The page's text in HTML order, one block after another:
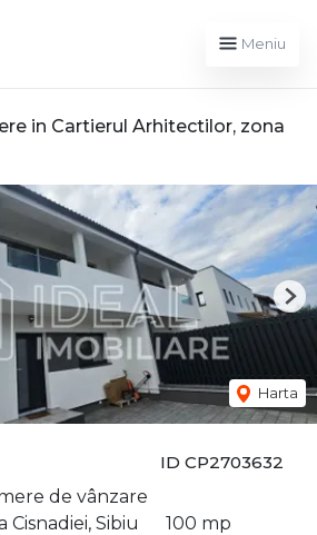
Meniu
in Cartierul Arhitectilor, zona
ID CP2703632
de vânzare
Sibiu
100 mp
Harta